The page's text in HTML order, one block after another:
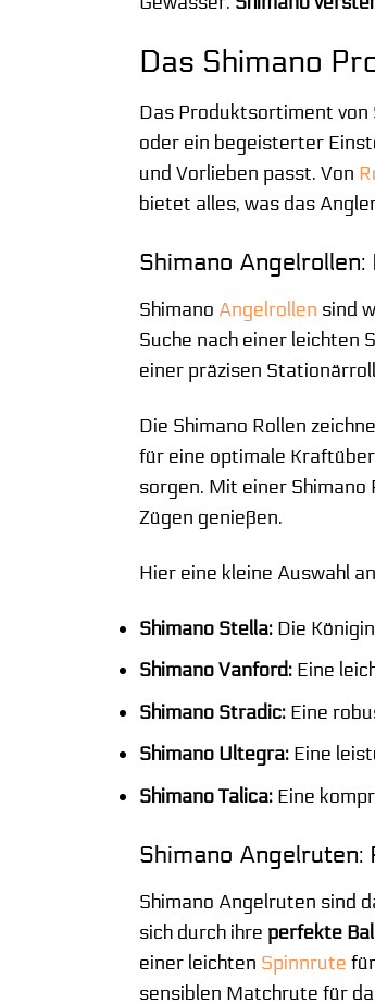
Das Shimano
Das Produktsortiment von
oder ein begeisterter
und Vorlieben passt. Von
bietet alles, was das
Shimano
Shimano Angelrollen sind
Suche nach einer leichten
einer präzisen
Die Shimano Rollen
für eine optimale
sorgen. Mit einer Shimano
Zügen genießen.
Hier eine kleine Auswahl
Shimano Stella:Die
Shimano Vanford:Eine
Shimano Stradic:Eine
Shimano Ultegra:Eine
Shimano Talica:Eine
Shimano
Shimano Angelruten sind
sich durch ihre perfekte
einer leichten Spinnrute
sensiblen Matchrute für